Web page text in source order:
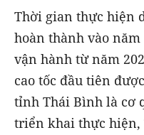
Thời gian thực hiện
hoàn thành vào
vận hành từ năm
cao tốc đầu tiên
tỉnh Thái Bình là cơ
triển khai thực hiện,